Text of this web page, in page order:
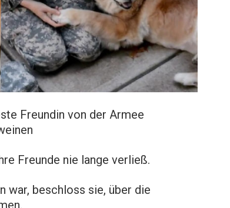
Freundin von der Armee
Freunde nie lange verließ.
war, beschloss sie, über die